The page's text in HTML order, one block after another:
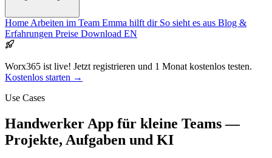
Home Arbeiten im Team Emma hilft dir So sieht es aus Blog &
Erfahrungen Preise Download EN
Worx365 ist live! Jetzt registrieren und 1 Monat kostenlos testen.
Kostenlos starten →
Use Cases
Handwerker App für kleine Teams —
Projekte, Aufgaben und KI